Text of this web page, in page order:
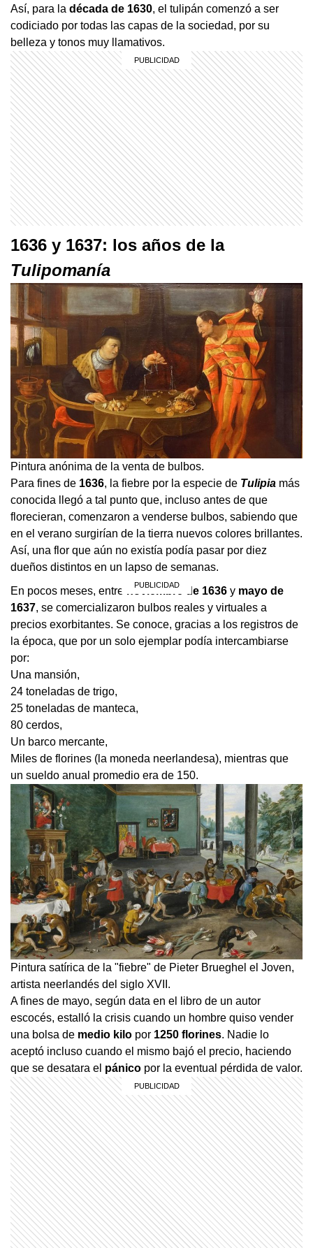
Así, para la década de 1630, el tulipán comenzó a ser
codiciado por todas las capas de la sociedad, por su
belleza y tonos muy llamativos.
1636 y 1637: los años de la
Tulipomanía
Pintura anónima de la venta de bulbos.
Para fines de 1636, la fiebre por la especie de Tulipia más
conocida llegó a tal punto que, incluso antes de que
florecieran, comenzaron a venderse bulbos, sabiendo que
en el verano surgirían de la tierra nuevos colores brillantes.
Así, una flor que aún no existía podía pasar por diez
dueños distintos en un lapso de semanas.
En pocos meses, entre
noviembre de 1636 y mayo de
1637, se comercializaron bulbos reales y virtuales a
precios exorbitantes. Se conoce, gracias a los registros de
la época, que por un solo ejemplar podía intercambiarse
por:
Una mansión,
24 toneladas de trigo,
25 toneladas de manteca,
80 cerdos,
Un barco mercante,
Miles de florines (la moneda neerlandesa), mientras que
un sueldo anual promedio era de 150.
Pintura satírica de la "fiebre" de Pieter Brueghel el Joven,
artista neerlandés del siglo XVII.
A fines de mayo, según data en el libro de un autor
escocés, estalló la crisis cuando un hombre quiso vender
una bolsa de medio kilo por 1250 florines. Nadie lo
aceptó incluso cuando el mismo bajó el precio, haciendo
que se desatara el pánico por la eventual pérdida de valor.